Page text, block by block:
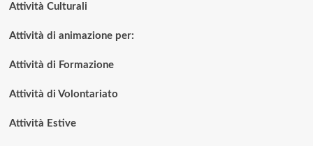
Attività Culturali
Attività di animazione per:
Attività di Formazione
Attività di Volontariato
Attività Estive